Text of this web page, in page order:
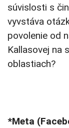
súvislosti s
vyvstáva
povolenie od
Kallasovej na
oblastiach?
*Meta